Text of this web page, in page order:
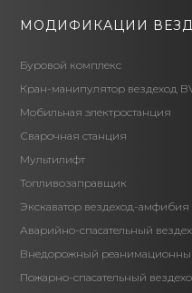
МОДИФИКАЦИИ
Буровой комплекс
Кран-манипулятор вездеход
Мобильная электростанция
Сварочная станция
Мультилифт
Топливозаправщик
Экскаватор вездеход-амфибия
Аварийно-спасательный
Внедорожный
Пожарно-спасательный